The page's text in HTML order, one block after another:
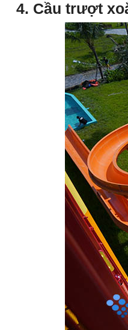
4. Cầu trượt